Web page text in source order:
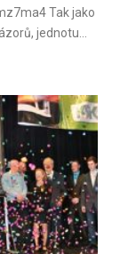
Tak jako
jednotu…